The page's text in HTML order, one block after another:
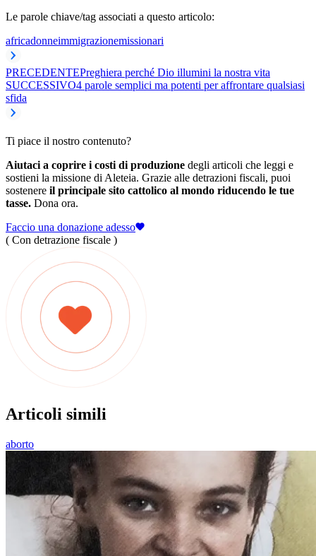
Le parole chiave/tag associati a questo articolo:
africadonneimmigrazionemissionari
PRECEDENTEPreghiera perché Dio illumini la nostra vita
SUCCESSIVO4 parole semplici ma potenti per affrontare qualsiasi
sfida
Ti piace il nostro contenuto?
Aiutaci a coprire i costi di produzione degli articoli che leggi e
sostieni la missione di Aleteia. Grazie alle detrazioni fiscali, puoi
sostenere il principale sito cattolico al mondo riducendo le tue
tasse. Dona ora.
Faccio una donazione adesso
( Con detrazione fiscale )
Articoli simili
aborto